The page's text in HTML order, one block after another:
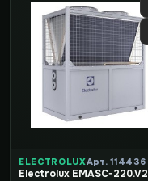
ELECTROLUXАрт. 114436
Electrolux EMASC-220.V2